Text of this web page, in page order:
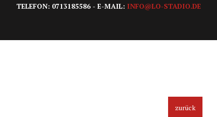
TELEFON: 0713185586 - E-MAIL: INFO@LO-STADIO.DE
zurück